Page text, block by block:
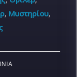
, Μυστηρίου,